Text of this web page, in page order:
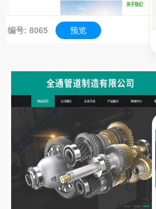
编号: 8065 预览